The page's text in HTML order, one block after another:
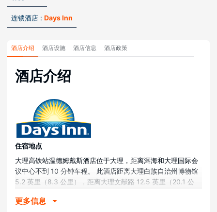
连锁酒店 : Days Inn
酒店介绍 酒店设施 酒店信息 酒店政策
酒店介绍
住宿地点
大理高铁站温德姆戴斯酒店位于大理，距离洱海和大理国际会
议中心不到 10 分钟车程。 此酒店距离大理白族自治州博物馆
5.2 英里（8.3 公里），距离大理文献路 12.5 英里（20.1 公
客房
更多信息